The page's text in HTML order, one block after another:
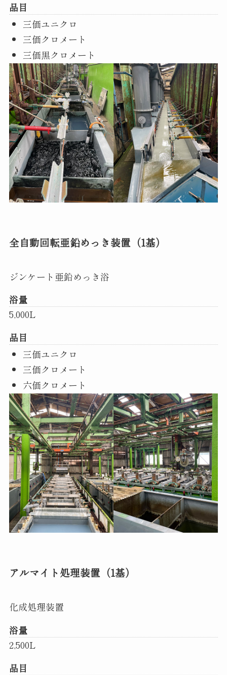
品目
三価ユニクロ
三価クロメート
三価黒クロメート
全自動回転亜鉛めっき装置（1基）
ジンケート亜鉛めっき浴
浴量
5,000L
品目
三価ユニクロ
三価クロメート
六価クロメート
アルマイト処理装置（1基）
化成処理装置
浴量
2,500L
品目